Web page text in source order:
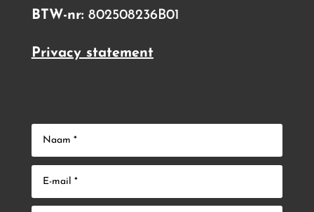
BTW-nr: 802508236B01
Privacy statement